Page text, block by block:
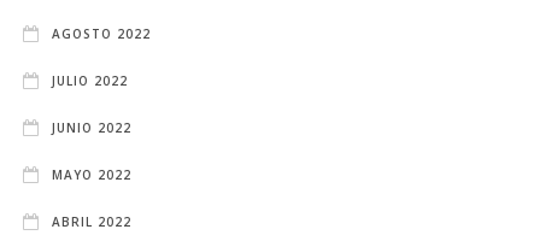
AGOSTO 2022
JULIO 2022
JUNIO 2022
MAYO 2022
ABRIL 2022